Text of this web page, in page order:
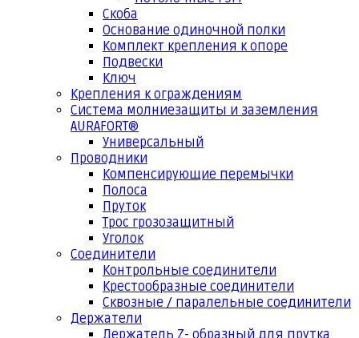
Скоба
Основание одиночной полки
Комплект крепления к опоре
Подвески
Ключ
Крепления к ограждениям
Система молниезащиты и заземления
AURAFORT®
Универсальный
Проводники
Компенсирующие перемычки
Полоса
Пруток
Трос грозозащитный
Уголок
Соединители
Контрольные соединители
Крестообразные соединители
Сквозные / паралельные соединители
Держатели
Держатель Z- образный для прутка